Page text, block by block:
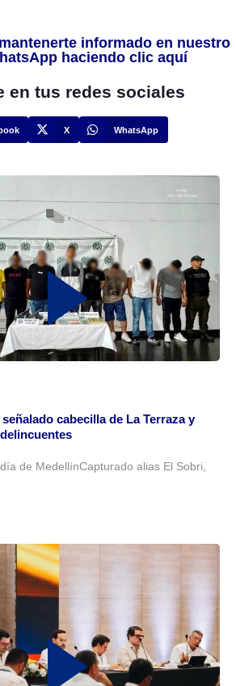
informado en nuestro
haciendo clic aquí
en tus redes sociales
X WhatsApp
señalado cabecilla de La Terraza y
de MedellínCapturado alias El Sobri,